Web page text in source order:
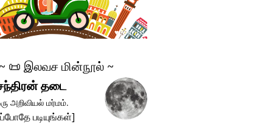
♥ Marish
~ 📜 இலவச மின்நூல் ~
தடை
அறிவியல் மர்மம்.
படியுங்கள்]